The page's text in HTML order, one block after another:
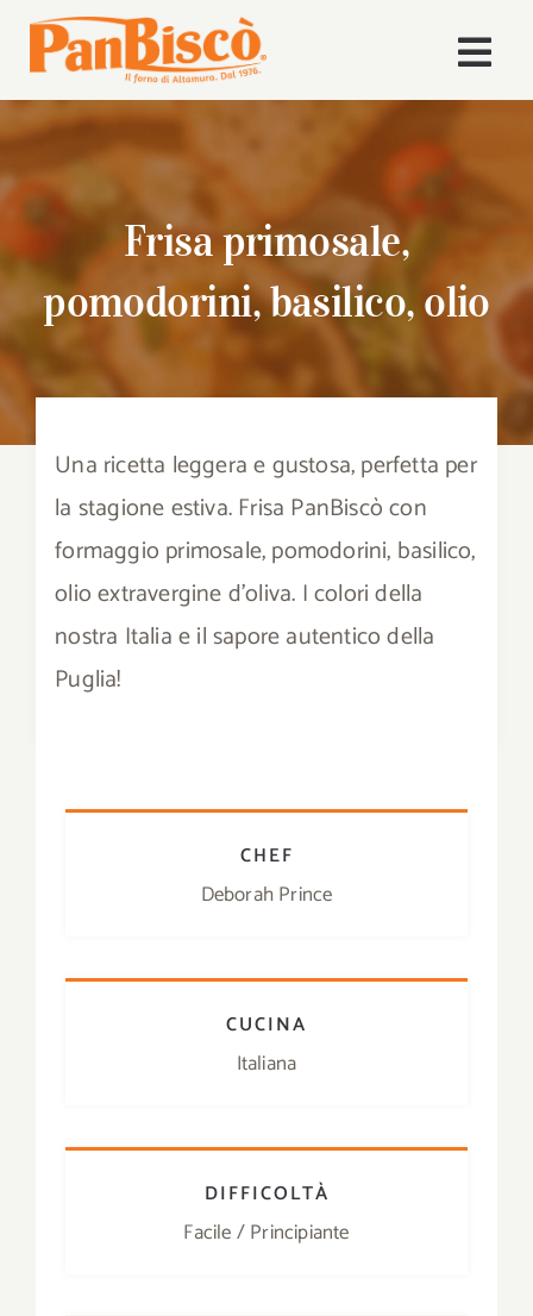
Salta
Azienda
Volley
Prodotti
News
Download
Contatti
Frisa primosale,
pomodorini, basilico, olio
Una ricetta leggera e gustosa, perfetta per
la stagione estiva. Frisa PanBiscò con
formaggio primosale, pomodorini, basilico,
olio extravergine d’oliva. I colori della
nostra Italia e il sapore autentico della
Puglia!
CHEF
Deborah Prince
CUCINA
Italiana
DIFFICOLTÀ
Facile / Principiante